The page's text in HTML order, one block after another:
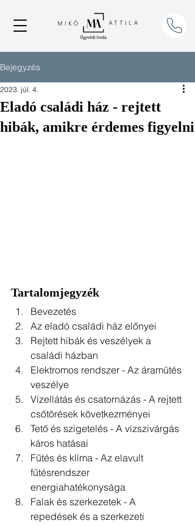
Bejegyzés
Eladó családi ház - rejtett
hibák, amikre érdemes figyelni
2023. júl. 4.
Tartalomjegyzék
Bevezetés
Az eladó családi ház előnyei
Rejtett hibák és veszélyek a
családi házban
Elektromos rendszer - Az áramütés
veszélye
Vízellátás és csatornázás - A rejtett
csőtörések következményei
Tető és szigetelés - A vízszivárgás
káros hatásai
Fűtés és klíma - Az elavult
fűtésrendszer
energiahatékonysága
Falak és szerkezetek - A
repedések és a szerkezeti